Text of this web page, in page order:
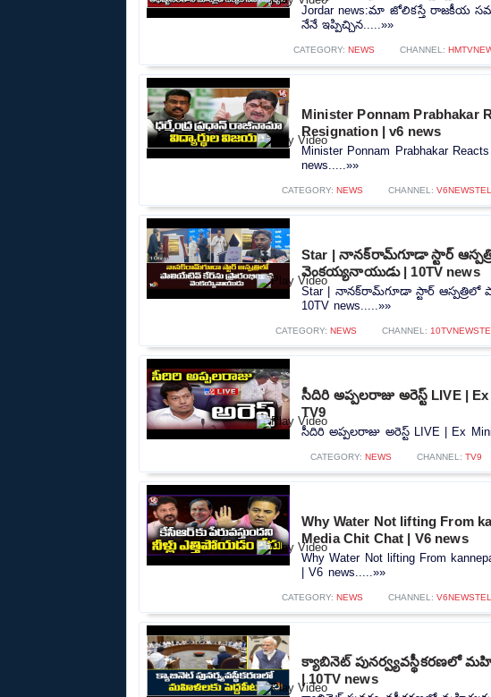
Jordar news:మా జోలికస్తే రాజకీయ
నేనే ఇప్పిచ్చిన.....»»
CATEGORY: NEWS CHANNEL:
Minister Ponnam Prabhakar
Resignation | v6 news
Minister Ponnam Prabhakar
news.....»»
CATEGORY: NEWS CHANNEL:
Star | నానక్‌రామ్‌గూడా స్టార్
వెంకయ్యనాయుడు | 10TV news
Star | నానక్‌రామ్‌గూడా స్టార్ ఆస్పత్రిలో
10TV news.....»»
CATEGORY: NEWS CHANNEL:
సీదిరి అప్పలరాజు అరెస్ట్ LIVE |
TV9
సీదిరి అప్పలరాజు అరెస్ట్ LIVE | Ex
CATEGORY: NEWS CHANNEL: TV9
Why Water Not lifting From
Media Chit Chat | V6 news
Why Water Not lifting From
| V6 news.....»»
CATEGORY: NEWS CHANNEL:
క్యాబినెట్ పునర్వ్యవస్థీకరణలో
| 10TV news